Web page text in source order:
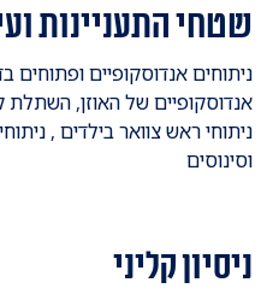
שטחי התעניינות
ניתוחים אנדוסקופיים ופתוחים
אנדוסקופיים של האוזן, השתלת
ניתוחי ראש צוואר בילדים ,
וסינוסים
ניסיון קליני